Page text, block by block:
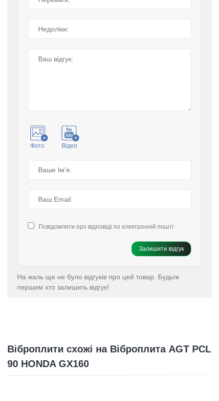
Фото Відео
Повідомляти про відповіді по електронній пошті
Залишити відгук
На жаль ще не було відгуків про цей товар. Будьте
першим хто залишить відгук!
Віброплити схожі на Віброплита AGT PCL
90 HONDA GX160